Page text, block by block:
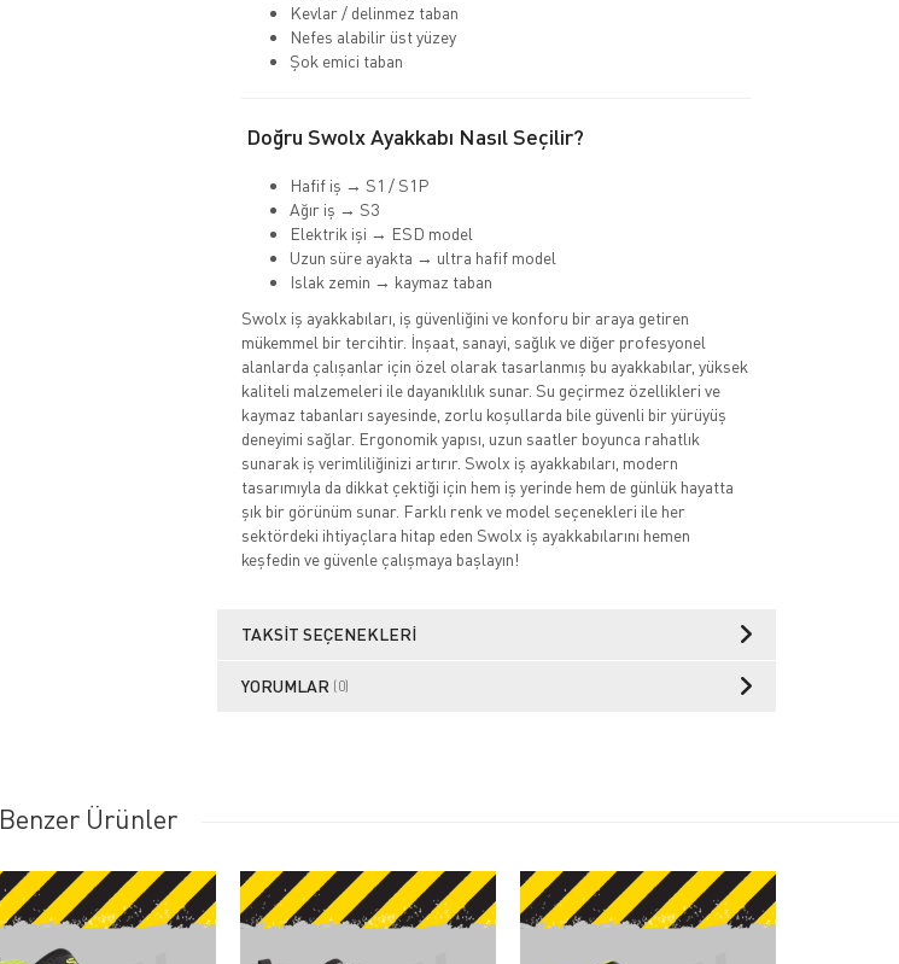
Kevlar / delinmez taban
Nefes alabilir üst yüzey
Şok emici taban
Doğru Swolx Ayakkabı Nasıl Seçilir?
Hafif iş → S1 / S1P
Ağır iş → S3
Elektrik işi → ESD model
Uzun süre ayakta → ultra hafif model
Islak zemin → kaymaz taban
Swolx iş ayakkabıları, iş güvenliğini ve konforu bir araya getiren
mükemmel bir tercihtir. İnşaat, sanayi, sağlık ve diğer profesyonel
alanlarda çalışanlar için özel olarak tasarlanmış bu ayakkabılar, yüksek
kaliteli malzemeleri ile dayanıklılık sunar. Su geçirmez özellikleri ve
kaymaz tabanları sayesinde, zorlu koşullarda bile güvenli bir yürüyüş
deneyimi sağlar. Ergonomik yapısı, uzun saatler boyunca rahatlık
sunarak iş verimliliğinizi artırır. Swolx iş ayakkabıları, modern
tasarımıyla da dikkat çektiği için hem iş yerinde hem de günlük hayatta
şık bir görünüm sunar. Farklı renk ve model seçenekleri ile her
sektördeki ihtiyaçlara hitap eden Swolx iş ayakkabılarını hemen
keşfedin ve güvenle çalışmaya başlayın!
TAKSIT SEÇENEKLERI
YORUMLAR (0)
Benzer Ürünler